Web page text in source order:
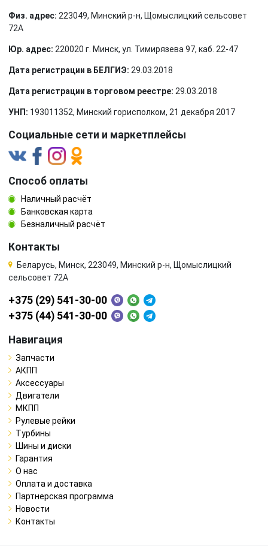
Физ. адрес: 223049, Минский р-н, Щомыслицкий сельсовет
72А
Юр. адрес: 220020 г. Минск, ул. Тимирязева 97, каб. 22-47
Дата регистрации в БЕЛГИЭ: 29.03.2018
Дата регистрации в торговом реестре: 29.03.2018
УНП: 193011352, Минский горисполком, 21 декабря 2017
Социальные сети и маркетплейсы
Способ оплаты
Наличный расчёт
Банковская карта
Безналичный расчёт
Контакты
Беларусь, Минск, 223049, Минский р-н, Щомыслицкий
сельсовет 72А
+375 (29) 541-30-00
+375 (44) 541-30-00
Навигация
Запчасти
АКПП
Аксессуары
Двигатели
МКПП
Рулевые рейки
Турбины
Шины и диски
Гарантия
О нас
Оплата и доставка
Партнерская программа
Новости
Контакты